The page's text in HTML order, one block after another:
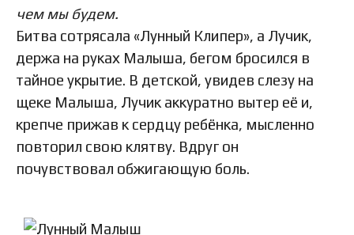
чем мы будем.
Битва сотрясала «Лунный Клипер», а Лучик,
держа на руках Малыша, бегом бросился в
тайное укрытие. В детской, увидев слезу на
щеке Малыша, Лучик аккуратно вытер её и,
крепче прижав к сердцу ребёнка, мысленно
повторил свою клятву. Вдруг он
почувствовал обжигающую боль.